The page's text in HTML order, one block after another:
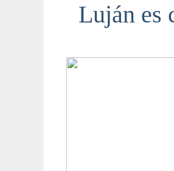
Luján es